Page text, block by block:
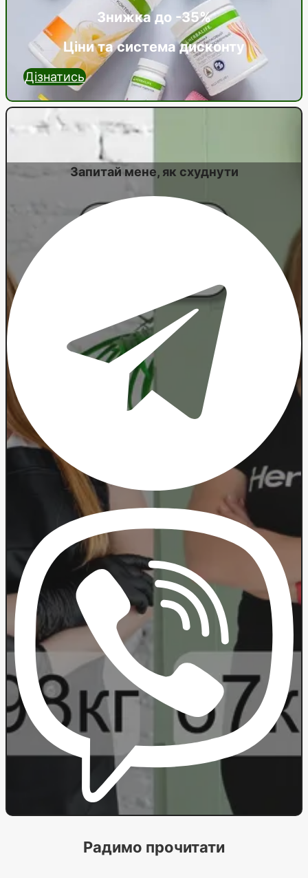
Знижка до -35%
Ціни та система дисконту
Дізнатись
Запитай мене, як схуднути
Радимо прочитати